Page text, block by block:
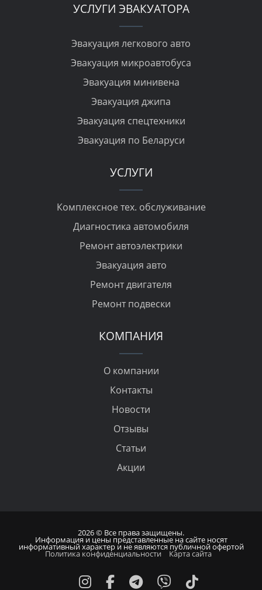
УСЛУГИ ЭВАКУАТОРА
Эвакуация легкового авто
Эвакуация микроавтобуса
Эвакуация минивена
Эвакуация джипа
Эвакуация спецтехники
Эвакуация по Беларуси
УСЛУГИ
Комплексное тех. обслуживание
Диагностика автомобиля
Ремонт автоэлектрики
Эвакуация авто
Ремонт двигателя
Ремонт подвески
КОМПАНИЯ
О компании
Контакты
Новости
Отзывы
Статьи
Акции
2026 © Все права защищены.
Информация и цены представленные на сайте носят
информативный характер и не являются публичной офертой
Политика конфиденциальности Карта сайта